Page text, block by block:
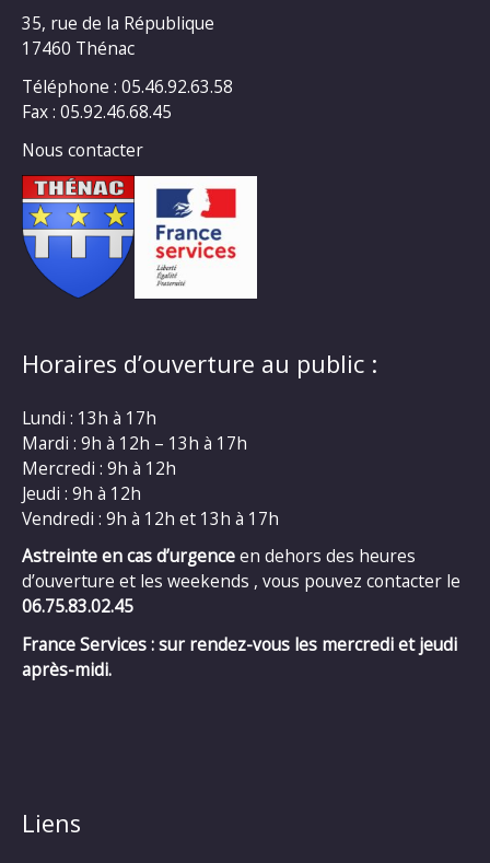
35, rue de la République
17460 Thénac
Téléphone : 05.46.92.63.58
Fax : 05.92.46.68.45
Nous contacter
Horaires d’ouverture au public :
Lundi : 13h à 17h
Mardi : 9h à 12h – 13h à 17h
Mercredi : 9h à 12h
Jeudi : 9h à 12h
Vendredi : 9h à 12h et 13h à 17h
Astreinte en cas d’urgenceen dehors des heures
d’ouverture et les weekends , vous pouvez contacter le
06.75.83.02.45
France Services : sur rendez-vous les mercredi et jeudi
après-midi.
Liens